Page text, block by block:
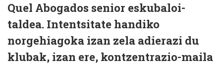
Quel Abogados senior eskubaloi-
taldea. Intentsitate handiko
norgehiagoka izan zela adierazi du
klubak, izan ere, kontzentrazio-maila